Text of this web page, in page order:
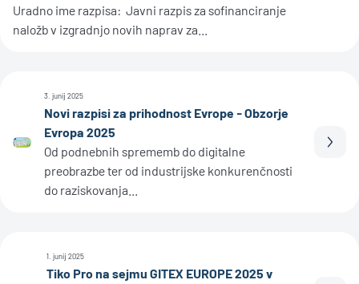
Uradno ime razpisa: Javni razpis za sofinanciranje
naložb v izgradnjo novih naprav za...
3. junij 2025
Novi razpisi za prihodnost Evrope - Obzorje
Evropa 2025
Od podnebnih sprememb do digitalne
preobrazbe ter od industrijske konkurenčnosti
do raziskovanja...
1. junij 2025
Tiko Pro na sejmu GITEX EUROPE 2025 v